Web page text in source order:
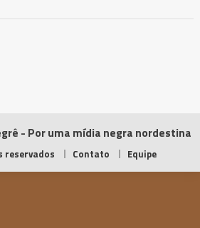
- Por uma mídia negra nordestina
reservados Contato Equipe